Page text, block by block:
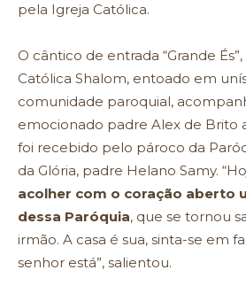
pela Igreja Católica.
O cântico de entrada “Grande
Católica Shalom, entoado em
comunidade paroquial,
emocionado padre Alex de Brito
foi recebido pelo pároco da
da Glória, padre Helano Samy.
acolher com o coração aberto
dessa Paróquia, que se tornou
irmão. A casa é sua, sinta-se em
senhor está”, salientou.